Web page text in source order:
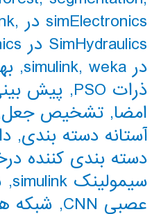
simElectronics در Simulink
,
SimHydraulics در simulink
در simulink
, weka
,
ذرات PSO
, پیش
امضا, تشخیص جعل
آستانه دسته بندی,
دسته بندی کننده
سیمولینک simulink
,
عصبی CNN
, شبکه